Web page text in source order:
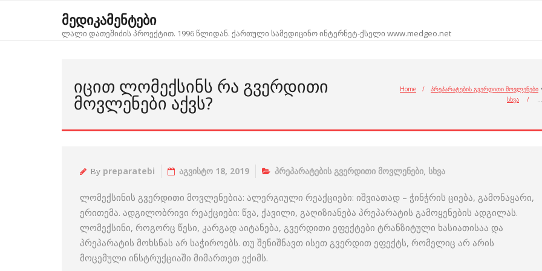
მედიკამენტები
ლალი დათეშიძის პროექტით. 1996 წლიდან. ქართული სამედიცინო ინტერნეტ-ქსელი www.medgeo.net
ᲘᲪᲘᲗ ᲚᲝᲛᲔᲥᲡᲘᲜᲡ ᲠᲐ ᲒᲕᲔᲠᲓᲘᲗᲘ
ᲛᲝᲕᲚᲔᲜᲔᲑᲘ ᲐᲥᲕᲡ?
Home / პრეპარატების გვერდითი მოვლენები •
სხვა
/ …
By preparatebi აგვისტო 18, 2019 პრეპარატების გვერდითი მოვლენები, სხვა
ლომექსინის გვერდითი მოვლენებია: ალერგიული რეაქციები: იშვიათად – ჭინჭრის ციება, გამონაყარი,
ერითემა. ადგილობრივი რეაქციები: წვა, ქავილი, გაღიზიანება პრეპარატის გამოყენების ადგილას.
ლომექსინი, როგორც წესი, კარგად აიტანება, გვერდითი ეფექტები ტრანზიტული ხასიათისაა და
პრეპარატის მოხსნას არ საჭიროებს. თუ შენიშნავთ ისეთ გვერდით ეფექტს, რომელიც არ არის
მოცემული ინსტრუქციაში მიმართეთ ექიმს.